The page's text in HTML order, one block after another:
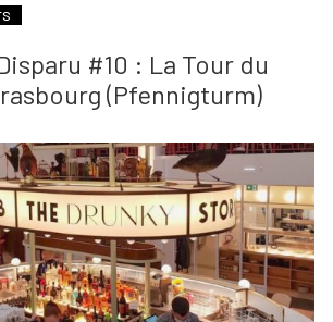
#10 : La Tour du
(Pfennigturm)